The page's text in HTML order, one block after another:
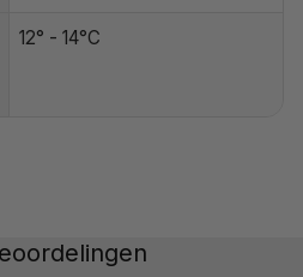
12° - 14°C